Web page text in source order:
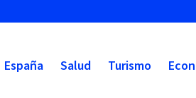
España Salud Turismo